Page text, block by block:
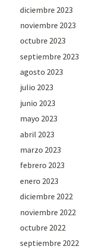
diciembre 2023
noviembre 2023
octubre 2023
septiembre 2023
agosto 2023
julio 2023
junio 2023
mayo 2023
abril 2023
marzo 2023
febrero 2023
enero 2023
diciembre 2022
noviembre 2022
octubre 2022
septiembre 2022